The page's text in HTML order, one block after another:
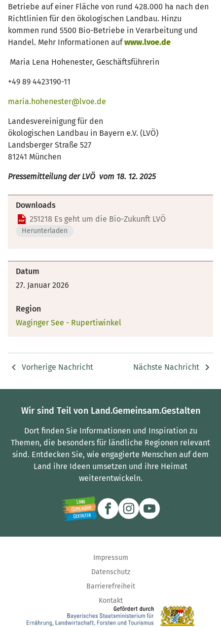
Betriebe auf einer Fläche von rund 428.000 ha nach den
Richtlinien für den ökologischen Landbau. Hinzu
kommen rund 5500 Bio-Betriebe in Verarbeitung und
Handel. Mehr Informationen aufwww.lvoe.de
Maria Lena Hohenester, Geschäftsführerin
+49 89 4423190-11
maria.hohenester@lvoe.de
Landesvereinigung für den
ökologischen Landbau in Bayern e.V. (LVÖ)
Landsberger Straße 527
81241 München
Pressemitteilung der LVÖ vom 18. 12. 2025
Downloads
251218 Es geht um die Bio-Zukunft LVÖ
Herunterladen
Datum
27. Januar 2026
Region
Waginger See - Rupertiwinkel
Vorherige Nachricht Nächste Nachricht
Wir sind Teil von Land.Gemeinsam.Gestalten
Dort finden Sie Informationen und Inspiration zu
Themen, die besonders für ländliche Regionen relevant
sind. Entdecken Sie, wie engagierte Menschen auf dem
Land ihre Ideen umsetzen und ihre Heimat
weiterentwickeln.
Impressum
Datenschutz
Barrierefreiheit
Kontakt